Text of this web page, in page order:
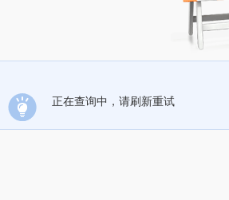
正在查询中，请刷新重试